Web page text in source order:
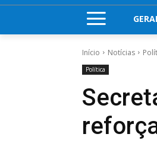
Início Notícias
Política